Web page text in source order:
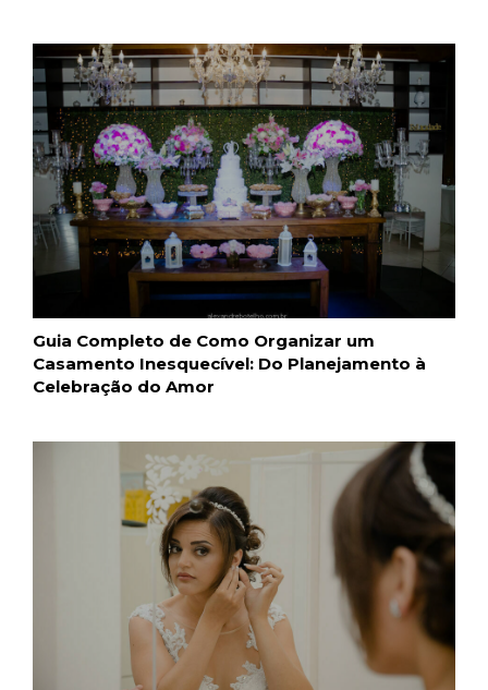
Guia Completo de Como Organizar um
Casamento Inesquecível: Do Planejamento à
Celebração do Amor